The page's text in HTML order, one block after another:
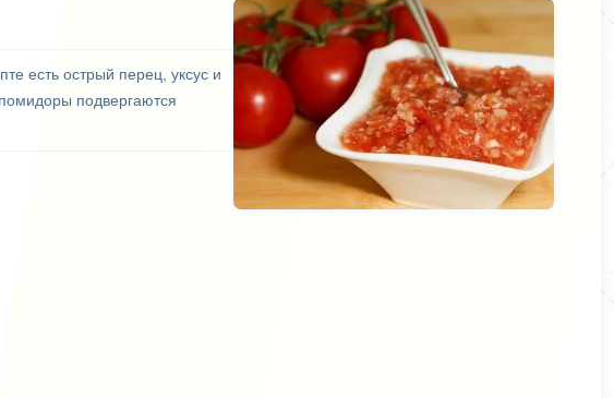
есть острый перец, уксус и
подвергаются